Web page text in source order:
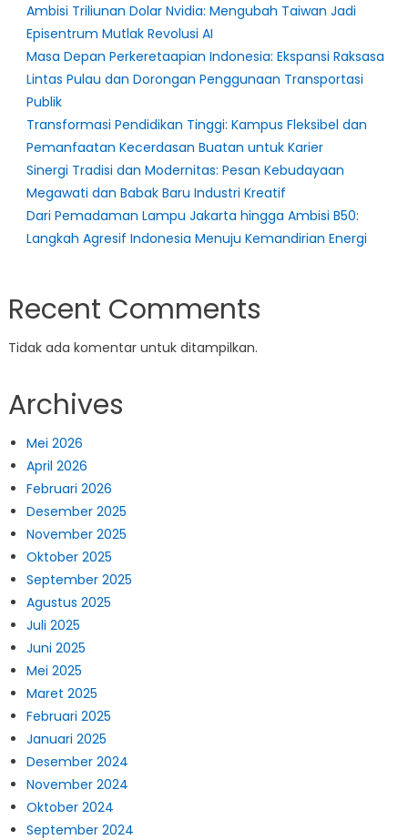
Teknologi
Perbankan
Ambisi Triliunan Dolar Nvidia: Mengubah Taiwan Jadi
Episentrum Mutlak Revolusi AI
Masa Depan Perkeretaapian Indonesia: Ekspansi Raksasa
Lintas Pulau dan Dorongan Penggunaan Transportasi
Publik
Transformasi Pendidikan Tinggi: Kampus Fleksibel dan
Pemanfaatan Kecerdasan Buatan untuk Karier
Sinergi Tradisi dan Modernitas: Pesan Kebudayaan
Megawati dan Babak Baru Industri Kreatif
Dari Pemadaman Lampu Jakarta hingga Ambisi B50:
Langkah Agresif Indonesia Menuju Kemandirian Energi
Recent Comments
Tidak ada komentar untuk ditampilkan.
Archives
Mei 2026
April 2026
Februari 2026
Desember 2025
November 2025
Oktober 2025
September 2025
Agustus 2025
Juli 2025
Juni 2025
Mei 2025
Maret 2025
Februari 2025
Januari 2025
Desember 2024
November 2024
Oktober 2024
September 2024